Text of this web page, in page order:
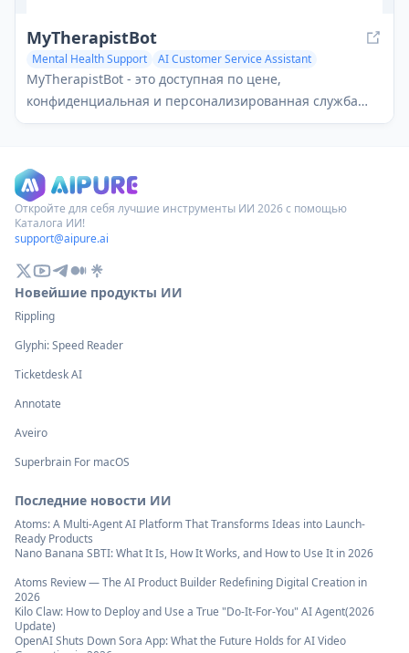
MyTherapistBot
Mental Health Support AI Customer Service Assistant
MyTherapistBot - это доступная по цене,
конфиденциальная и персонализированная служба
чат-терапии на базе ИИ, доступная круглосуточно и
Откройте для себя лучшие инструменты ИИ 2026 с помощью
Каталога ИИ!
support@aipure.ai
Новейшие продукты ИИ
Rippling
Glyphi: Speed Reader
Ticketdesk AI
Annotate
Aveiro
Superbrain For macOS
Последние новости ИИ
Atoms: A Multi-Agent AI Platform That Transforms Ideas into Launch-
Ready Products
Nano Banana SBTI: What It Is, How It Works, and How to Use It in 2026
Atoms Review — The AI Product Builder Redefining Digital Creation in
2026
Kilo Claw: How to Deploy and Use a True "Do‑It‑For‑You" AI Agent(2026
Update)
OpenAI Shuts Down Sora App: What the Future Holds for AI Video